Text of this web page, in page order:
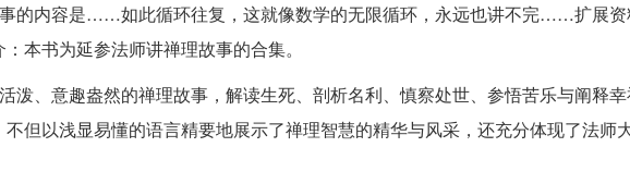
的内容是……如此循环往复，这就像数学的无限循环，永远也讲不完……扩展
本书为延参法师讲禅理故事的合集。
泼、意趣盎然的禅理故事，解读生死、剖析名利、慎察处世、参悟苦乐与阐释
但以浅显易懂的语言精要地展示了禅理智慧的精华与风采，还充分体现了法师